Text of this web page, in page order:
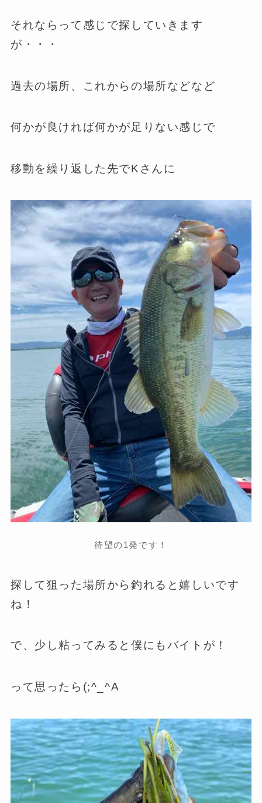
それならって感じで探していきます
が・・・
過去の場所、これからの場所などなど
何かが良ければ何かが足りない感じで
移動を繰り返した先でKさんに
待望の1発です！
探して狙った場所から釣れると嬉しいです
ね！
で、少し粘ってみると僕にもバイトが！
って思ったら(;^_^A